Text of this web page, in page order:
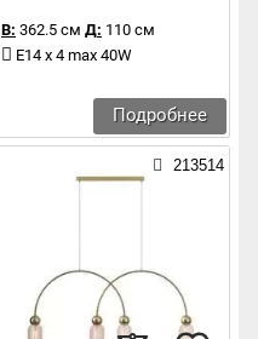
В: 362.5 см Д: 110 см
E14 x 4 max 40W
Подробнее
213514